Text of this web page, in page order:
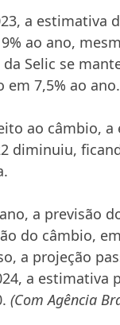
a estimativa
ao ano,
Selic se
em 7,5% ao ano.
ao câmbio,
diminuiu,
a previsão
do câmbio,
a projeção
a estimativa
(Com Agência